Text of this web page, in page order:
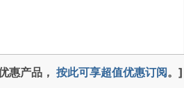
惠产品， 按此可享超值优惠订阅。]